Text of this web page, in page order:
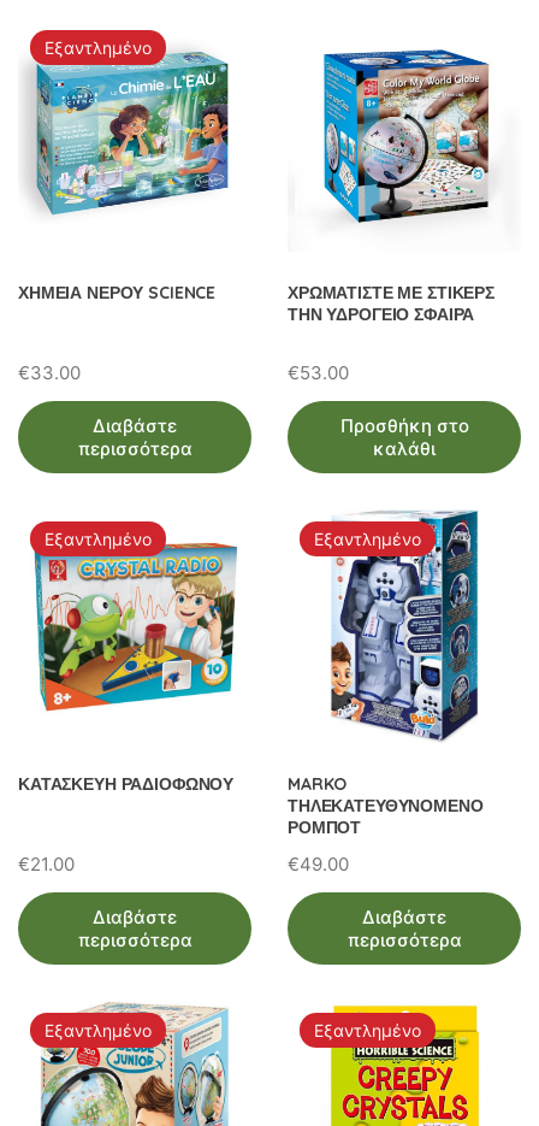
Εξαντλημένο
ΧΗΜΕΙΑ ΝΕΡΟΥ SCIENCE
€33.00
Διαβάστε
περισσότερα
ΧΡΩΜΑΤΙΣΤΕ ΜΕ ΣΤΙΚΕΡΣ
ΤΗΝ ΥΔΡΟΓΕΙΟ ΣΦΑΙΡΑ
€53.00
Προσθήκη στο
καλάθι
Εξαντλημένο
ΚΑΤΑΣΚΕΥΗ ΡΑΔΙΟΦΩΝΟΥ
€21.00
Διαβάστε
περισσότερα
Εξαντλημένο
MARKO
ΤΗΛΕΚΑΤΕΥΘΥΝΟΜΕΝΟ
ΡΟΜΠΟΤ
€49.00
Διαβάστε
περισσότερα
Εξαντλημένο Εξαντλημένο